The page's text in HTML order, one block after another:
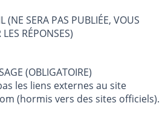
(NE SERA PAS PUBLIÉE, VOUS
RÉPONSES)
TEXTE DE VOTRE MESSAGE (OBLIGATOIRE)
les liens externes au site
(hormis vers des sites officiels).